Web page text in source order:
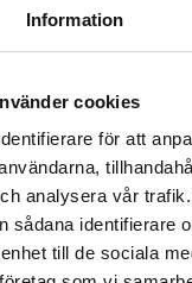
Information
cookies
för att
analysera vår
sådana identifierare
till de sociala
R8100, Hollowtech II,
11-34T